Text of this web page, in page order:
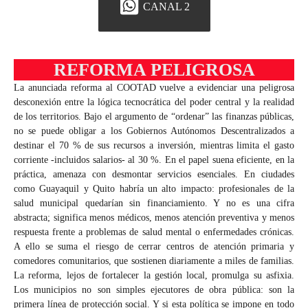
CANAL 2
REFORMA PELIGROSA
La anunciada reforma al COOTAD vuelve a evidenciar una peligrosa
desconexión entre la lógica tecnocrática del poder central y la realidad
de los territorios. Bajo el argumento de “ordenar” las finanzas públicas,
no se puede obligar a los Gobiernos Autónomos Descentralizados a
destinar el 70 % de sus recursos a inversión, mientras limita el gasto
corriente -incluidos salarios- al 30 %. En el papel suena eficiente, en la
práctica, amenaza con desmontar servicios esenciales. En ciudades
como Guayaquil y Quito habría un alto impacto: profesionales de la
salud municipal quedarían sin financiamiento. Y no es una cifra
abstracta; significa menos médicos, menos atención preventiva y menos
respuesta frente a problemas de salud mental o enfermedades crónicas.
A ello se suma el riesgo de cerrar centros de atención primaria y
comedores comunitarios, que sostienen diariamente a miles de familias.
La reforma, lejos de fortalecer la gestión local, promulga su asfixia.
Los municipios no son simples ejecutores de obra pública: son la
primera línea de protección social. Y si esta política se impone en todo